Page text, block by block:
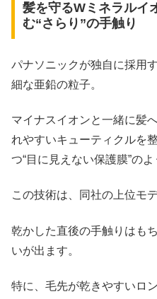
髪を守るWミネラルイ
む“さらり”の手触り
パナソニックが独自に採用
細な亜鉛の粒子。
マイナスイオンと一緒に髪
れやすいキューティクルを
つ“目に見えない保護膜”の
この技術は、同社の上位モ
乾かした直後の手触りはも
いが出ます。
特に、毛先が乾きやすいロ